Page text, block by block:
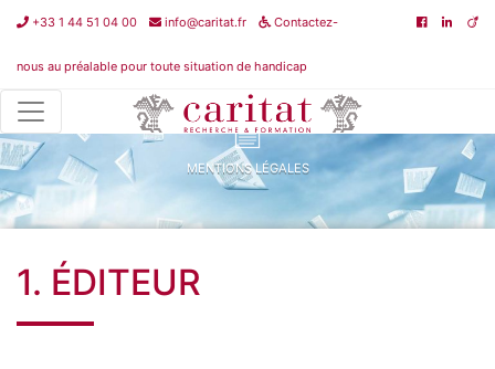
+33 1 44 51 04 00 info@caritat.fr Contactez-
nous au préalable pour toute situation de handicap
MENTIONS LÉGALES
1. ÉDITEUR